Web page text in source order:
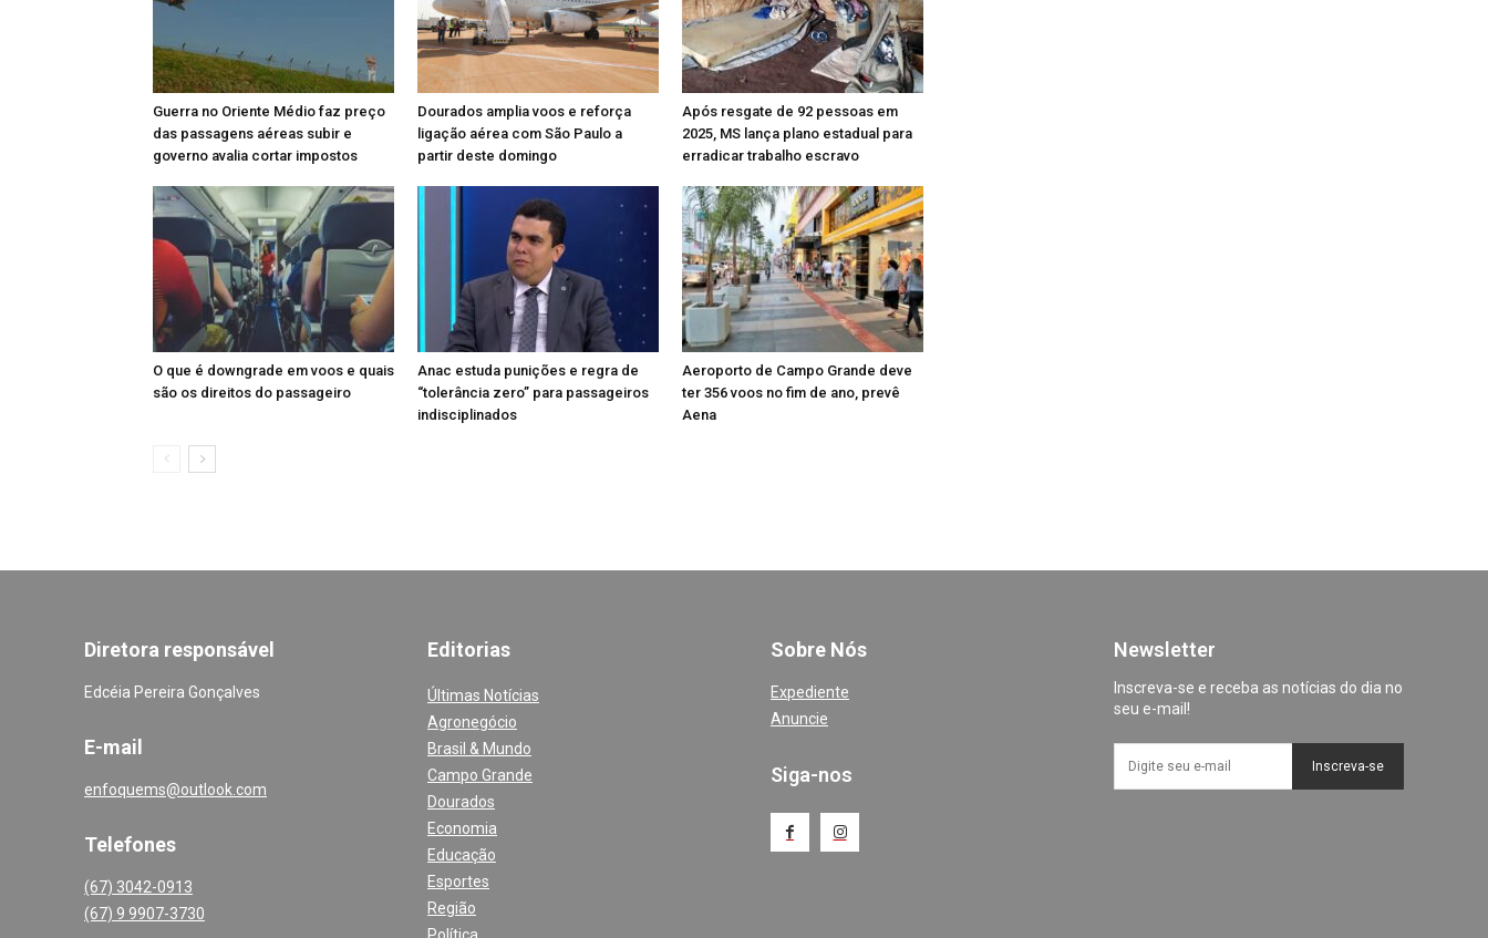
Guerra no Oriente Médio faz preço
das passagens aéreas subir e
governo avalia cortar impostos
Dourados amplia voos e reforça
ligação aérea com São Paulo a
partir deste domingo
Após resgate de 92 pessoas em
2025, MS lança plano estadual para
erradicar trabalho escravo
O que é downgrade em voos e quais
são os direitos do passageiro
Anac estuda punições e regra de
“tolerância zero” para passageiros
indisciplinados
Aeroporto de Campo Grande deve
ter 356 voos no fim de ano, prevê
Aena
Diretora responsável
Edcéia Pereira Gonçalves
E-mail
enfoquems@outlook.com
Telefones
(67) 3042-0913
(67) 9 9907-3730
Editorias
Últimas Notícias
Agronegócio
Brasil & Mundo
Campo Grande
Dourados
Economia
Educação
Esportes
Região
Sobre Nós
Expediente
Anuncie
Siga-nos
Newsletter
Inscreva-se e receba as notícias do dia no
seu e-mail!
Inscreva-se